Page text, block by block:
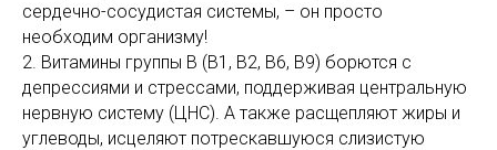
сердечно-сосудистая системы, – он просто
необходим организму!
2. Витамины группы В (В1, В2, В6, В9) борются с
депрессиями и стрессами, поддерживая центральную
нервную систему (ЦНС). А также расщепляют жиры и
углеводы, исцеляют потрескавшуюся слизистую